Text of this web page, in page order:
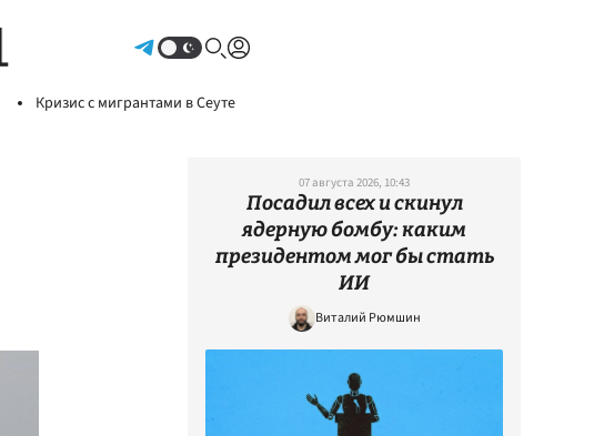
Кризис с мигрантами в Сеуте
07 августа 2026, 10:43
Посадил всех и скинул
ядерную бомбу: каким
президентом мог бы стать
ИИ
Виталий Рюмшин